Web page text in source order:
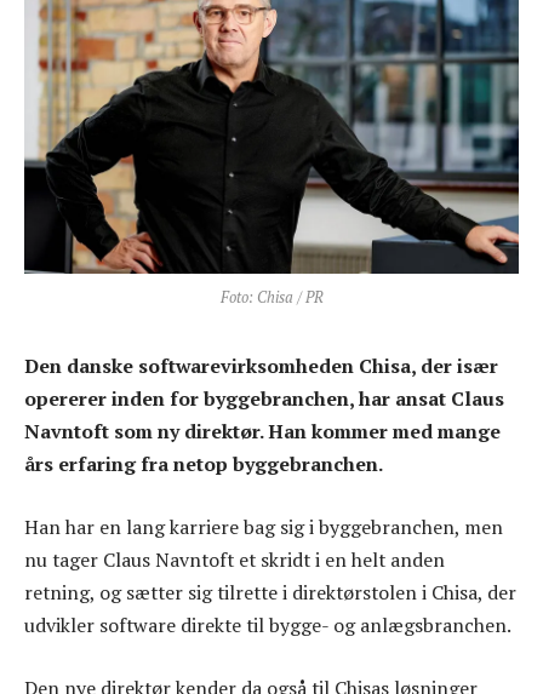
Foto: Chisa / PR
Den danske softwarevirksomheden Chisa, der især
opererer inden for byggebranchen, har ansat Claus
Navntoft som ny direktør. Han kommer med mange
års erfaring fra netop byggebranchen.
Han har en lang karriere bag sig i byggebranchen, men
nu tager Claus Navntoft et skridt i en helt anden
retning, og sætter sig tilrette i direktørstolen i Chisa, der
udvikler software direkte til bygge- og anlægsbranchen.
Den nye direktør kender da også til Chisas løsninger